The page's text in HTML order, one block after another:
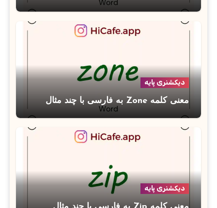
دیکشنری پایه
معنی کلمه Zone به فارسی با چند مثال
دیکشنری پایه